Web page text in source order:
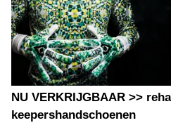
NU VERKRIJGBAAR >>
keepershandschoenen